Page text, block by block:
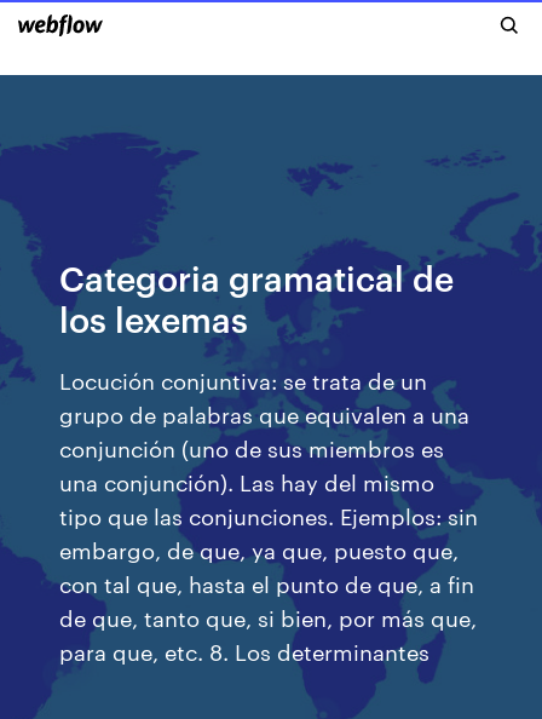
Categoria gramatical de
los lexemas
Locución conjuntiva: se trata de un
grupo de palabras que equivalen a una
conjunción (uno de sus miembros es
una conjunción). Las hay del mismo
tipo que las conjunciones. Ejemplos: sin
embargo, de que, ya que, puesto que,
con tal que, hasta el punto de que, a fin
de que, tanto que, si bien, por más que,
para que, etc. 8. Los determinantes